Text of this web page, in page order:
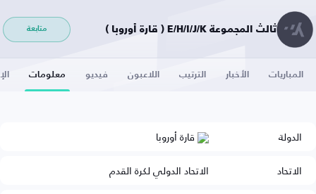
ثالث المجموعة E/H/I/J/K ( قارة أوروبا ) متابعة
المباريات الأخبار الترتيب اللاعبون فيديو معلومات
الدولة
قارة أوروبا
الاتحاد
الاتحاد الدولي لكرة القدم